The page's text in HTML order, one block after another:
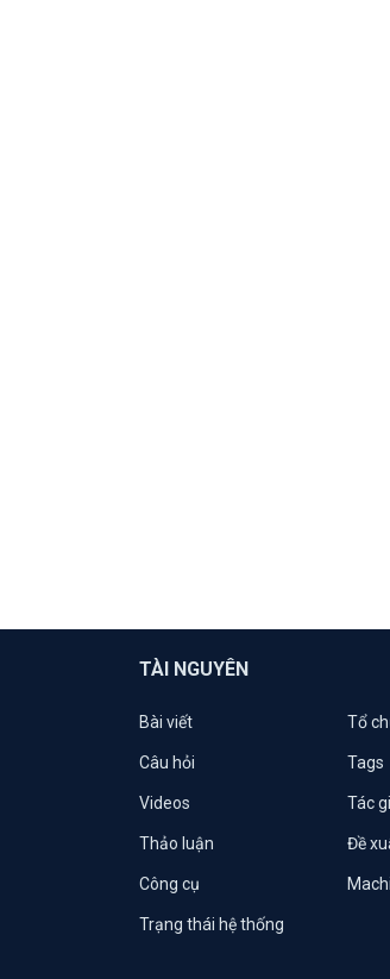
TÀI NGUYÊN
Bài viết Tổ
Câu hỏi Tags
Videos Tác
Thảo luận Đề
Công cụ
Trạng thái hệ thống